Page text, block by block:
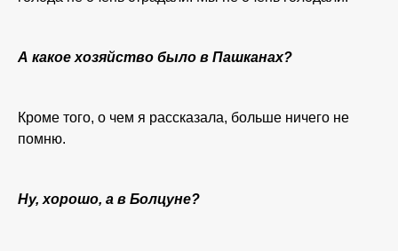
А какое хозяйство было в Пашканах?
Кроме того, о чем я рассказала, больше ничего не
помню.
Ну, хорошо, а в Болцуне?